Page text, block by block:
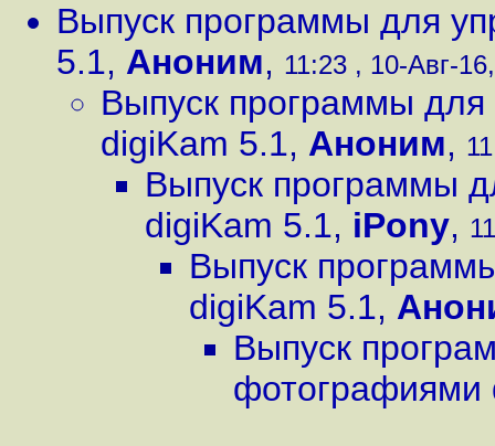
Выпуск программы для
5.1, Аноним, 11:23 , 10-Авг-
Выпуск программы
digiKam 5.1, Аноним,
Выпуск программы
digiKam 5.1, iPony,
Выпуск
digiKam 5.1,
Выпуск
фотографиями